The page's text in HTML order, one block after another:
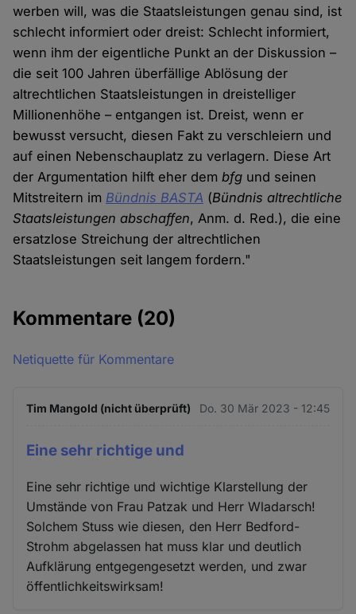
werben will, was die Staatsleistungen genau sind, ist
schlecht informiert oder dreist: Schlecht informiert,
wenn ihm der eigentliche Punkt an der Diskussion –
die seit 100 Jahren überfällige Ablösung der
altrechtlichen Staatsleistungen in dreistelliger
Millionenhöhe – entgangen ist. Dreist, wenn er
bewusst versucht, diesen Fakt zu verschleiern und
auf einen Nebenschauplatz zu verlagern. Diese Art
der Argumentation hilft eher dembfg und seinen
Mitstreitern im Bündnis BASTA (Bündnis altrechtliche
Staatsleistungen abschaffen, Anm. d. Red.), die eine
ersatzlose Streichung der altrechtlichen
Staatsleistungen seit langem fordern."
Kommentare (20)
Netiquette für Kommentare
Tim Mangold (nicht überprüft) Do. 30 Mär 2023 - 12:45
Eine sehr richtige und
Eine sehr richtige und wichtige Klarstellung der
Umstände von Frau Patzak und Herr Wladarsch!
Solchem Stuss wie diesen, den Herr Bedford-
Strohm abgelassen hat muss klar und deutlich
Aufklärung entgegengesetzt werden, und zwar
öffentlichkeitswirksam!